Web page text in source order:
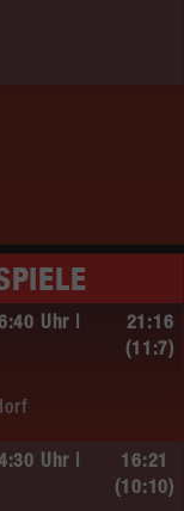
Uhr |
21:16
(11:7)
Uhr |
16:21
(10:10)